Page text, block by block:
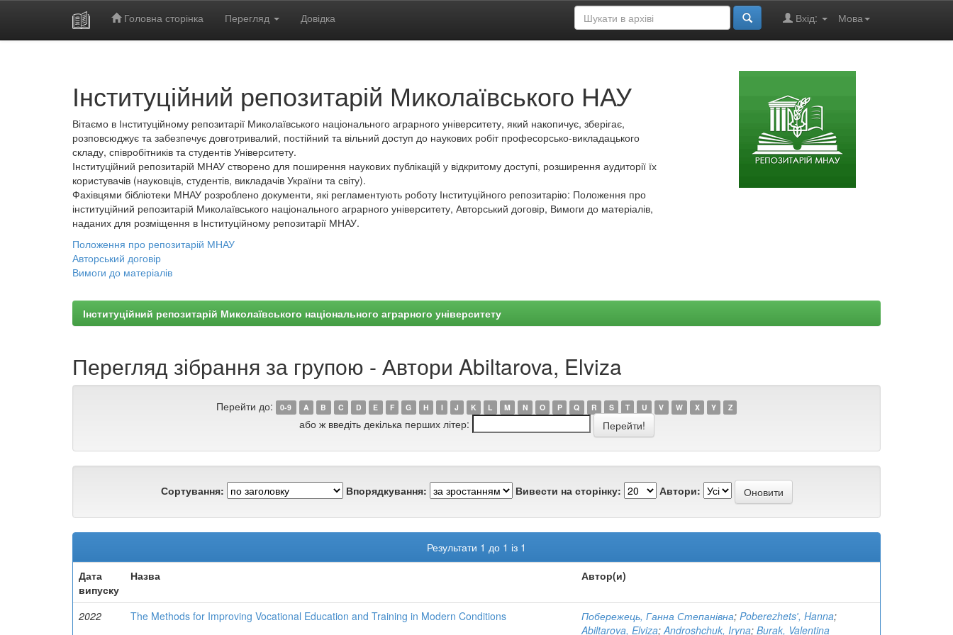
Головна сторінка Перегляд Довідка Мова
Вхід:
Інституційний репозитарій Миколаївського НАУ
Вітаємо в Інституційному репозитарії Миколаївського національного аграрного університету, який накопичує, зберігає,
розповсюджує та забезпечує довготривалий, постійний та вільний доступ до наукових робіт професорсько-викладацького
складу, співробітників та студентів Університету.
Інституційний репозитарій МНАУ створено для поширення наукових публікацій у відкритому доступі, розширення аудиторії їх
користувачів (науковців, студентів, викладачів України та світу).
Фахівцями бібліотеки МНАУ розроблено документи, які регламентують роботу Інституційного репозитарію: Положення про
інституційний репозитарій Миколаївського національного аграрного університету, Авторський договір, Вимоги до матеріалів,
наданих для розміщення в Інституційному репозитарії МНАУ.
Положення про репозитарій МНАУ
Авторський договір
Вимоги до матеріалів
Інституційний репозитарій Миколаївського національного аграрного університету
Перегляд зібрання за групою - Автори Abiltarova, Elviza
Перейти до: 0-9 A B C D E F G H I J K L M N O P Q R S T U V W X Y Z
або ж введіть декілька перших літер:
Сортування: Впорядкування: Вивести на сторінку: Автори:
Результати 1 до 1 із 1
Дата
випуску
Назва Автор(и)
2022 The Methods for Improving Vocational Education and Training in Modern Conditions Побережець, Ганна Степанівна; Poberezhetsʹ, Hanna;
Abiltarova, Elviza;Androshchuk, Iryna; Burak, Valentina